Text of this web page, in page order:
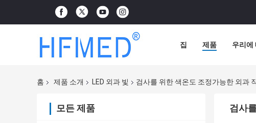
집 제품 우리에
홈 제품 소개 LED 외과 빛 검사를 위한 색온도 조정가능한 외과
모든 제품 검사